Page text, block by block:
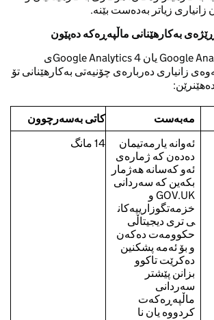
زیاتر بەدەست بێنە.
بەکارهێنانی ماڵپەڕەکە دەپێون
کووکییەکانی Google Analytics یان Google Analytics 4ی
زانیاری دەربارەی چۆنیەتی بەکارهێنانی تۆ
مەبەست
کاتی بەسەرچوون
ئەوانە یارمەتیمان
دەدەن کە ژمارەی
ئەو کەسانە هەژمار
بکەین کە سەردانی
GOV.UK و
خزمەتگوزارییەکان
ی تری دیجیتاڵی
حکوومەت دەکەن
و بۆ ئەمە پشکنین
دەکرێت تاکوو
بزانن پێشتر
سەردانی
ماڵپەڕەکەت
کردووە یان نا
14 مانگ